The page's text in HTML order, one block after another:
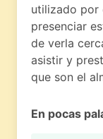
utilizado por
presenciar
de verla
asistir y
que son el
En pocas